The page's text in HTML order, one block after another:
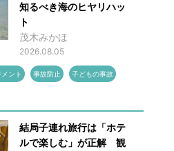
知るべき海のヒヤリハッ
ト
茂木みかほ
2026.08.05
ント 事故防止 子どもの事故
結局子連れ旅行は「ホテ
ルで楽しむ」が正解 観